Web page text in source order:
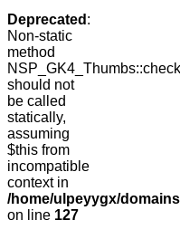
Deprecated :
Non-static
method
should not
be called
statically,
assuming
$this from
incompatible
context in
/home/ulpeyygx/
on line 127